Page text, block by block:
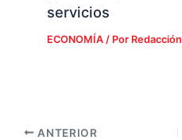
servicios
ECONOMÍA/ Por Redacción
ANTERIOR